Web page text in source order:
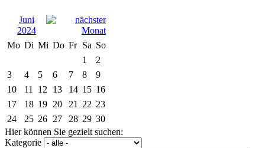
Juni
2024
Mo Di Mi Do Fr Sa So
1
2
3
4 5 6 7 8
9
10
11 12 13 14 15 16
17
18 19 20 21 22 23
24
25 26 27 28 29 30
Hier können Sie gezielt suchen:
Kategorie